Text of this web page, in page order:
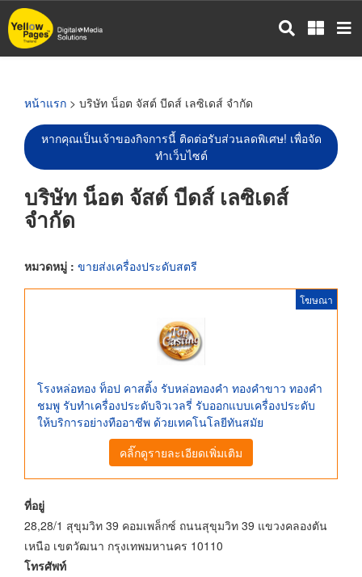
ข้าม
ไป
หน้าแรก > บริษัท น็อต จัสต์ บีดส์ เลซิเดส์ จำกัด
หากคุณเป็นเจ้าของกิจการนี้ ติดต่อรับส่วนลดพิเศษ! เพื่อจัด
ทำเว็บไซต์
บริษัท น็อต จัสต์ บีดส์ เลซิเดส์
จำกัด
หมวดหมู่ : ขายส่งเครื่องประดับสตรี
โฆษณา
โรงหล่อทอง ท็อป คาสติ้ง รับหล่อทองคำ ทองคำขาว ทองคำ
ชมพู รับทำเครื่องประดับจิวเวลรี่ รับออกแบบเครื่องประดับ
ให้บริการอย่างทืออาชีพ ด้วยเทคโนโลยีทันสมัย
คลิ๊กดูรายละเอียดเพิ่มเติม
ที่อยู่
28,28/1 สุขุมวิท 39 คอมเพล็กซ์ ถนนสุขุมวิท 39 แขวงคลองตัน
เหนือ เขตวัฒนา กรุงเทพมหานคร 10110
โทรศัพท์